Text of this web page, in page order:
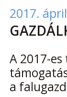
2017.
A 2017-
a